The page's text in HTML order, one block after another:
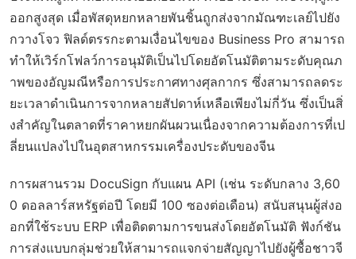
ออกสูงสุด เมื่อพัสดุหยกหลายพันชิ้นถูกส่งจากมัณฑะเลย์ไปยัง
กวางโจว ฟิลด์ตรรกะตามเงื่อนไขของ Business Pro สามารถ
ทำให้เวิร์กโฟลว์การอนุมัติเป็นไปโดยอัตโนมัติตามระดับคุณภ
าพของอัญมณีหรือการประกาศทางศุลกากร ซึ่งสามารถลดระ
ยะเวลาดำเนินการจากหลายสัปดาห์เหลือเพียงไม่กี่วัน ซึ่งเป็นสิ่
งสำคัญในตลาดที่ราคาหยกผันผวนเนื่องจากความต้องการที่เป
ลี่ยนแปลงไปในอุตสาหกรรมเครื่องประดับของจีน
การผสานรวม DocuSign กับแผน API (เช่น ระดับกลาง 3,60
0 ดอลลาร์สหรัฐต่อปี โดยมี 100 ซองต่อเดือน) สนับสนุนผู้ส่งอ
อกที่ใช้ระบบ ERP เพื่อติดตามการขนส่งโดยอัตโนมัติ ฟังก์ชัน
การส่งแบบกลุ่มช่วยให้สามารถแจกจ่ายสัญญาไปยังผู้ซื้อชาวจี